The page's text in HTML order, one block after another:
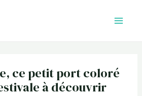
ce petit port coloré
à découvrir